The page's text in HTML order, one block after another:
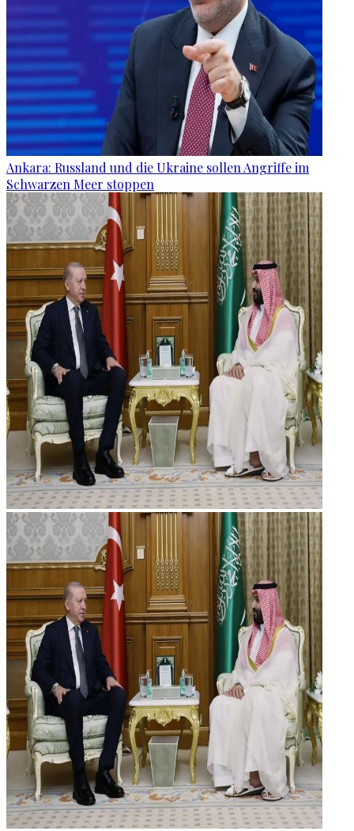
Ankara: Russland und die Ukraine sollen Angriffe im
Schwarzen Meer stoppen